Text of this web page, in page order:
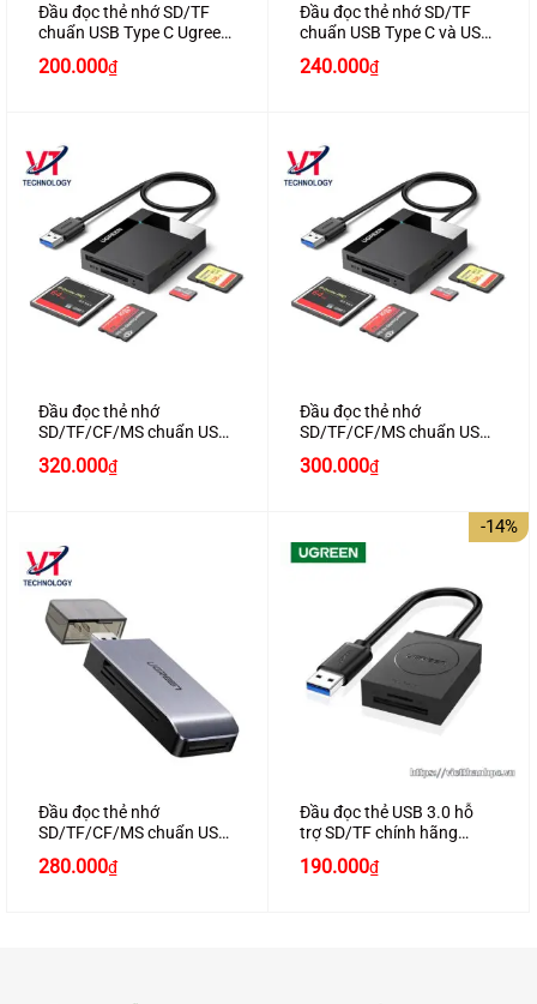
Đầu đọc thẻ nhớ SD/TF
chuẩn USB Type C Ugreen
200.000₫
Đầu đọc thẻ nhớ SD/TF
chuẩn USB Type C và USB
50706
240.000₫
Đầu đọc thẻ nhớ
SD/TF/CF/MS chuẩn USB
3.0 dài 1m Ugreen 30231
320.000₫
Đầu đọc thẻ nhớ
SD/TF/CF/MS chuẩn USB
3.0 dài 50cm Ugreen
30229
300.000₫
Đầu đọc thẻ nhớ
SD/TF/CF/MS chuẩn USB
280.000₫
-14%
Đầu đọc thẻ USB 3.0 hỗ
trợ SD/TF chính hãng
cao cấp
Giá
190.000₫Giá
hiện